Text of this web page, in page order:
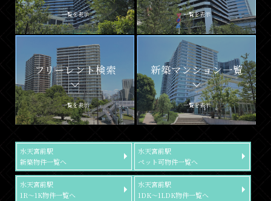
一覧を表示 一覧を表示
フリーレント検索
一覧を表示
新築マンション一覧
一覧を表示
水天宮前駅
新築物件一覧へ
水天宮前駅
ペット可物件一覧へ
水天宮前駅
1R～1K物件一覧へ
水天宮前駅
1DK～1LDK物件一覧へ